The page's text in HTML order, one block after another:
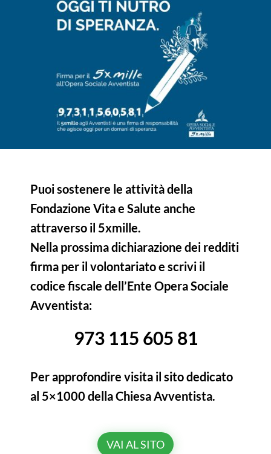
Puoi sostenere le attività della
Fondazione Vita e Salute anche
attraverso il 5xmille.
Nella prossima dichiarazione dei redditi
firma per il volontariato e scrivi il
codice fiscale dell’Ente Opera Sociale
Avventista:
973 115 605 81
Per approfondire visita il sito dedicato
al 5×1000 della Chiesa Avventista.
VAI AL SITO